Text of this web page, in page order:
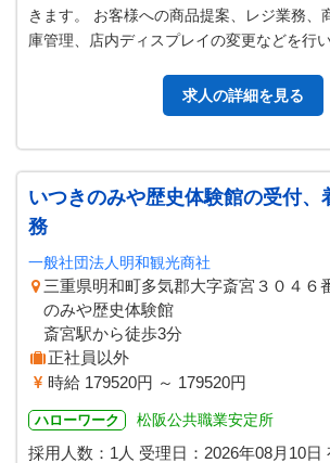
きます。 お客様への商品提案、レジ業務、
庫管理、店内ディスプレイの変更などを行
求人の詳細を見る
いつきのみや歴史体験館の受付、
務
一般社団法人明和観光商社
三重県明和町多気郡大字斎宮３０４
のみや歴史体験館
斎宮駅から徒歩3分
正社員以外
時給 179520円 ～ 179520円
ハローワーク 松阪公共職業安定所
採用人数：1人 受理日： 2026年08月10日